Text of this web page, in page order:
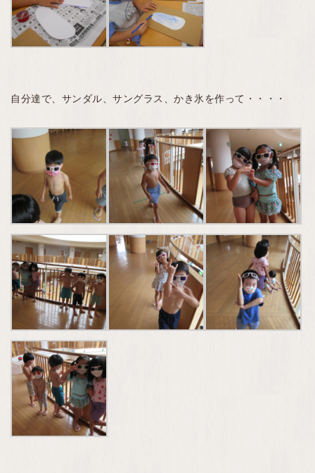
自分達で、サンダル、サングラス、かき氷を作って・・・・